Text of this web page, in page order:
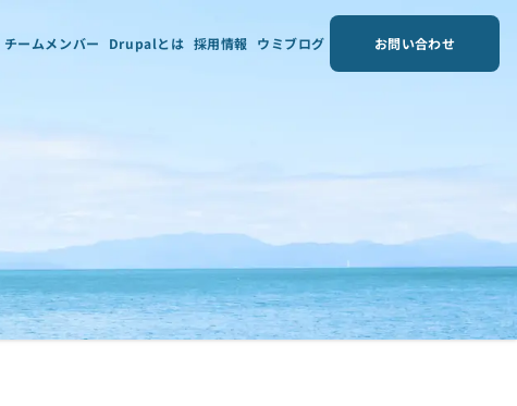
チームメンバー Drupalとは 採用情報 ウミブログ お問い合わせ